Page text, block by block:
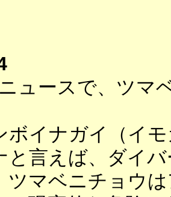
ュースで、ツマ
ボイナガイ（イ
と言えば、ダイ
ツマベニチョウ